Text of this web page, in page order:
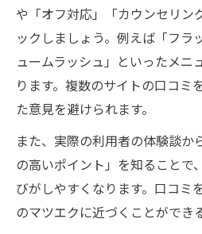
や「オフ対応」「カウンセリン
ックしましょう。例えば「フラ
ュームラッシュ」といったメニ
ります。複数のサイトの口コミ
た意見を避けられます。
また、実際の利用者の体験談か
の高いポイント」を知ることで
びがしやすくなります。口コミ
のマツエクに近づくことができ